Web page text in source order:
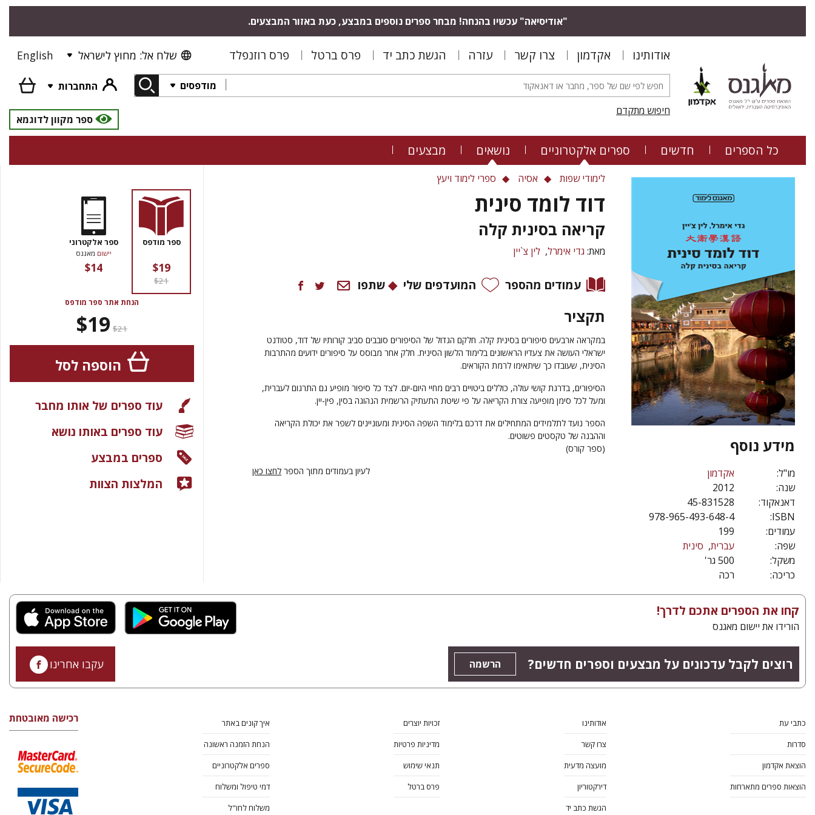
"אודיסיאה" עכשיו בהנחה! מבחר ספרים נוספים במבצע, כעת באזור המבצעים.
אודותינו אקדמון צרו קשר עזרה הגשת כתב יד פרס ברטל פרס רוזנפלד שלח אל: מחוץ לישראל English
מודפסים
התחברות
חיפוש מתקדם
ספר מקוון לדוגמא
כל הספרים חדשים ספרים אלקטרוניים נושאים מבצעים
מידע נוסף
מו"ל:
אקדמון
שנה:
2012
דאנאקוד:
45-831528
ISBN:
978-965-493-648-4
עמודים:
199
שפה:
עברית סינית
משקל:
500 גר'
כריכה:
רכה
לימודי שפות אסיה ספרי לימוד ויעץ
דוד לומד סינית
קריאה בסינית קלה
מאת: גדי אימרל לין צ`יין
עמודים מהספר המועדפים שלי שתפו
תקציר
במקראה ארבעים סיפורים בסינית קלה. חלקם הגדול של הסיפורים סובבים סביב קורותיו של דוד, סטודנט
ישראלי העושה את צעדיו הראשונים בלימוד הלשון הסינית. חלק אחר מבוסס על סיפורים ידועים מהתרבות
הסינית, שעובדו כך שיתאימו לרמת הקוראים.
הסיפורים, בדרגת קושי עולה, כוללים ביטויים רבים מחיי היום-יום. לצד כל סיפור מופיע גם התרגום לעברית,
ומעל לכל סימן מופיעה צורת הקריאה על פי שיטת התעתיק הרשמית הנהוגה בסין, פין-יין.
הספר נועד לתלמידים המתחילים את דרכם בלימוד השפה הסינית ומעוניינים לשפר את יכולת הקריאה
וההבנה של טקסטים פשוטים.
(ספר קורס)
לעיון בעמודים מתוך הספר לחצו כאן
ספר מודפס
$19
$21
ספר אלקטרוני
יישום מאגנס
$14
הנחת אתר ספר מודפס
$21
$19
הוספה לסל
עוד ספרים של אותו מחבר
עוד ספרים באותו נושא
ספרים במבצע
המלצות הצוות
קחו את הספרים אתכם לדרך!
הורידו את יישום מאגנס
רוצים לקבל עדכונים על מבצעים וספרים חדשים? הרשמה עקבו אחרינו
כתבי עת
סדרות
הוצאת אקדמון
הוצאות ספרים מתארחות
אודותינו
צרו קשר
מועצה מדעית
דירקטוריון
הגשת כתב יד
זכויות יוצרים
מדיניות פרטיות
תנאי שימוש
פרס ברטל
איך קונים באתר
הנחת הזמנה ראשונה
ספרים אלקטרוניים
דמי טיפול ומשלוח
משלוח לחו"ל
רכישה מאובטחת